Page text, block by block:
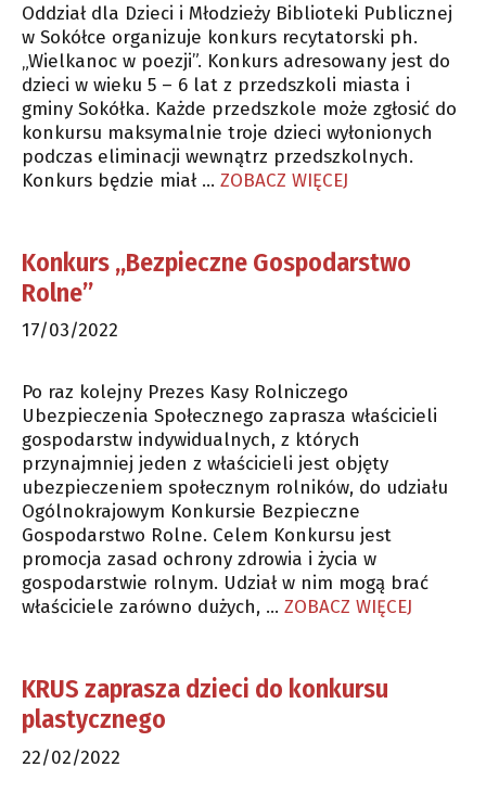
Oddział dla Dzieci i Młodzieży Biblioteki Publicznej
w Sokółce organizuje konkurs recytatorski ph.
„Wielkanoc w poezji”. Konkurs adresowany jest do
dzieci w wieku 5 – 6 lat z przedszkoli miasta i
gminy Sokółka. Każde przedszkole może zgłosić do
konkursu maksymalnie troje dzieci wyłonionych
podczas eliminacji wewnątrz przedszkolnych.
Konkurs będzie miał … ZOBACZ WIĘCEJ
Konkurs „Bezpieczne Gospodarstwo
Rolne”
17/03/2022
Po raz kolejny Prezes Kasy Rolniczego
Ubezpieczenia Społecznego zaprasza właścicieli
gospodarstw indywidualnych, z których
przynajmniej jeden z właścicieli jest objęty
ubezpieczeniem społecznym rolników, do udziału
Ogólnokrajowym Konkursie Bezpieczne
Gospodarstwo Rolne. Celem Konkursu jest
promocja zasad ochrony zdrowia i życia w
gospodarstwie rolnym. Udział w nim mogą brać
właściciele zarówno dużych, … ZOBACZ WIĘCEJ
KRUS zaprasza dzieci do konkursu
plastycznego
22/02/2022